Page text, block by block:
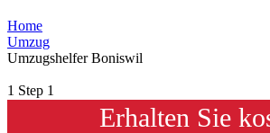
Home
Umzug
Umzugshelfer Boniswil
1 Step 1
Erhalten Sie